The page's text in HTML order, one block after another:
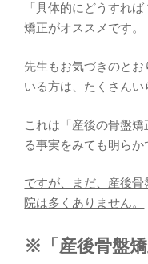
「具体的にどうすれ
矯正がオススメです。
先生もお気づきのと
いる方は、たくさんい
これは「産後の骨盤
る事実をみても明らか
ですが、まだ、産後
院は多くありません。
※「産後骨盤